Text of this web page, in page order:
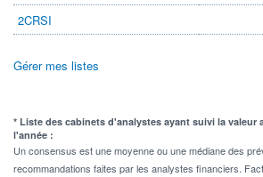
2CRSI
Gérer mes listes
* Liste des cabinets d'analystes ayant suivi la valeur
l'année :
Un consensus est une moyenne ou une médiane des
recommandations faites par les analystes financiers.